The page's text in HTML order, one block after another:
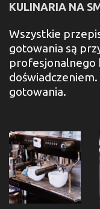
KULINARIA NA
Wszystkie
gotowania są
profesjonalnego
gotowania.